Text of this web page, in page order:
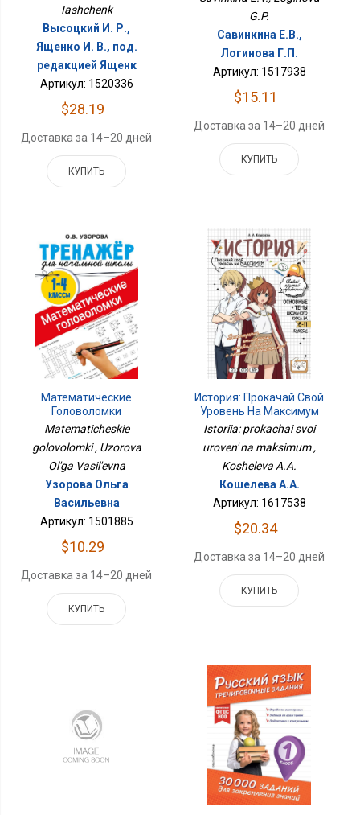
Iashchenk
Высоцкий И. Р.,
Ященко И. В., под.
редакцией Ященк
Артикул: 1520336
$28.19
Доставка за 14–20 дней
КУПИТЬ
G.P.
Савинкина Е.В.,
Логинова Г.П.
Артикул: 1517938
$15.11
Доставка за 14–20 дней
КУПИТЬ
Математические
Головоломки
Matematicheskie
golovolomki , Uzorova
Ol'ga Vasil'evna
Узорова Ольга
Васильевна
Артикул: 1501885
$10.29
Доставка за 14–20 дней
КУПИТЬ
История: Прокачай Свой
Уровень На Максимум
Istoriia: prokachai svoi
uroven' na maksimum ,
Kosheleva A.A.
Кошелева А.А.
Артикул: 1617538
$20.34
Доставка за 14–20 дней
КУПИТЬ